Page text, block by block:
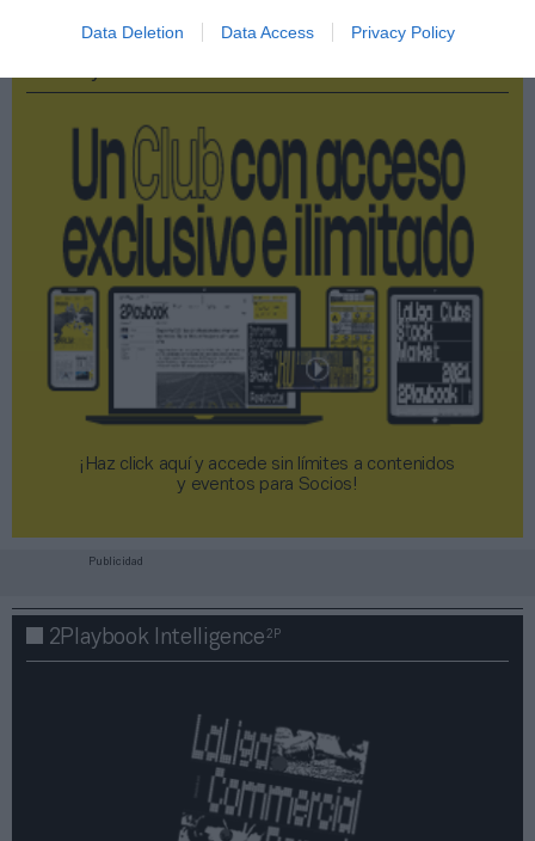
Data Deletion Data Access Privacy Policy
¡Haz click aquí y accede sin límites a contenidos
y eventos para Socios!​​​​​​​
Publicidad
2Playbook Intelligence2P